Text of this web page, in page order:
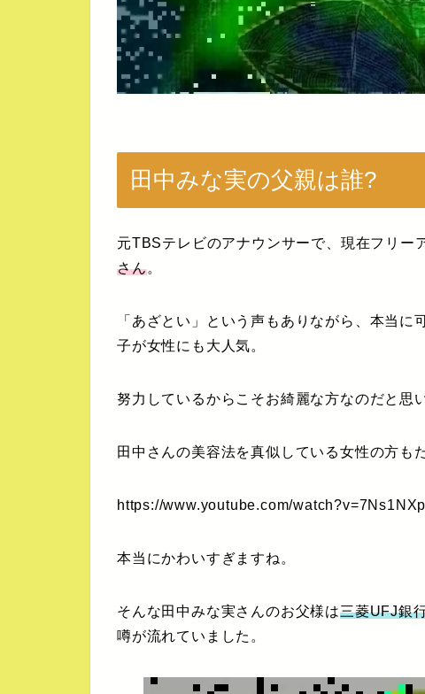
田中みな実の父親は誰?
元TBSテレビのアナウンサーで、現在フリー
さん。
「あざとい」という声もありながら、本当
子が女性にも大人気。
努力しているからこそお綺麗な方なのだと思
田中さんの美容法を真似している女性の方も
https://www.youtube.com/
本当にかわいすぎますね。
そんな田中みな実さんのお父様は三菱UFJ銀
噂が流れていました。